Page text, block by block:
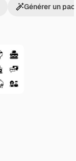
Générer un